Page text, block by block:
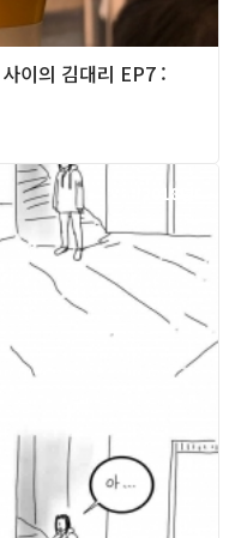
이의 김대리 EP7 :
2018년